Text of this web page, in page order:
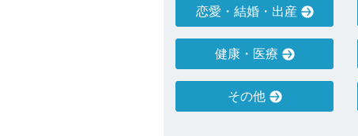
恋愛・結婚・出産
健康・医療
その他